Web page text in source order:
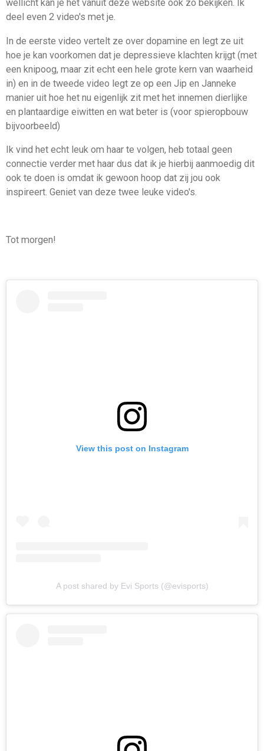
wellicht kan je het vanuit deze website ook zo bekijken. Ik
deel even 2 video's met je.
In de eerste video vertelt ze over dopamine en legt ze uit
hoe je kan voorkomen dat je depressieve klachten krijgt (met
een knipoog, maar zit echt een hele grote kern van waarheid
in) en in de tweede video legt ze op een Jip en Janneke
manier uit hoe het nu eigenlijk zit met het innemen dierlijke
en plantaardige eiwitten en wat beter is (voor spieropbouw
bijvoorbeeld)
Ik vind het echt leuk om haar te volgen, heb totaal geen
connectie verder met haar dus dat ik je hierbij aanmoedig dit
ook te doen is omdat ik gewoon hoop dat zij jou ook
inspireert. Geniet van deze twee leuke video's.
Tot morgen!
View this post on Instagram
A post shared by Evi Sports (@evisports)